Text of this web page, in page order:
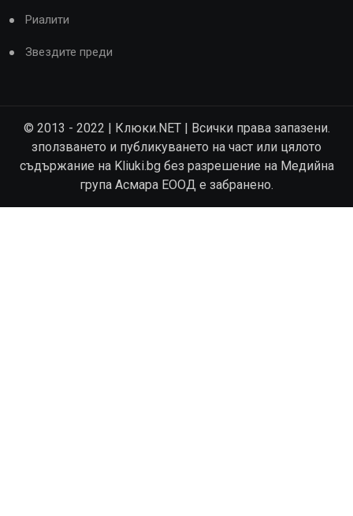
Риалити
Звездите преди
© 2013 - 2022 | Клюки.NET | Всички права запазени.
зползването и публикуването на част или цялото
съдържание на Kliuki.bg без разрешение на Медийна
група Асмара ЕООД е забранено.